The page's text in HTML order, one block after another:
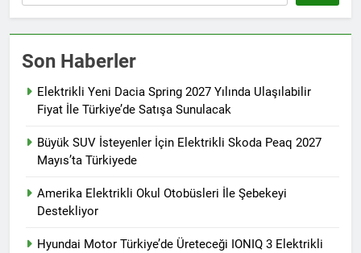
Son Haberler
Elektrikli Yeni Dacia Spring 2027 Yılında Ulaşılabilir
Fiyat İle Türkiye’de Satışa Sunulacak
Büyük SUV İsteyenler İçin Elektrikli Skoda Peaq 2027
Mayıs’ta Türkiyede
Amerika Elektrikli Okul Otobüsleri İle Şebekeyi
Destekliyor
Hyundai Motor Türkiye’de Üreteceği IONIQ 3 Elektrikli